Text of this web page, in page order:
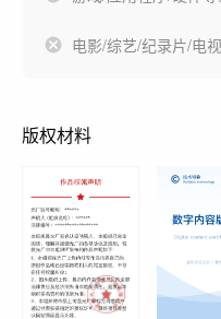
电影/综艺/纪录片/电
版权材料